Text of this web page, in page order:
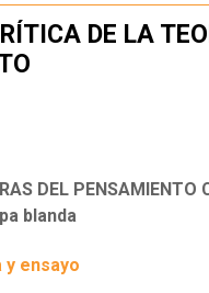
DE LA
PENSAMIENTO
blanda
ensayo